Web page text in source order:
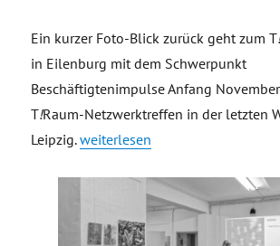
Ein kurzer Foto-Blick zurück geht zum T
in Eilenburg mit dem Schwerpunkt
Beschäftigtenimpulse Anfang
T!Raum-Netzwerktreffen in der letzten
Leipzig.„T!Raum in Eilenburg mit
weiterlesen